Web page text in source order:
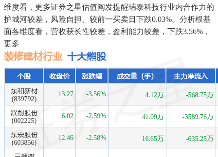
维度看，更多证券之星估值阐发提醒瑞泰科技行业内合作力的
护城河较差，风险自担。较前一买卖日下跌0.03%。分析根基
面各维度看，营收获长性较差，盈利能力较差，下跌3.56%，
更多